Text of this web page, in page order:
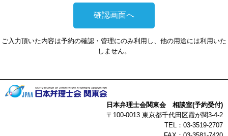
非対面型の相談はWEB会議システムを利用して実施します。WEB会
議システムを利用する事によって生じた不利益または損害に対して、
当会は、一切の責任を負い兼ねます。この点あらかじめご了承くださ
い。
本人確認書類を提示頂けない場合は、相談を受けることができません。
ご入力頂いた内容は予約の確認・管理にのみ利用し、他の用途には利用いた
しません。
日本弁理士会関東会 相談室(予約受付)
〒100-0013 東京都千代田区霞が関3-4-2
TEL：03-3519-2707